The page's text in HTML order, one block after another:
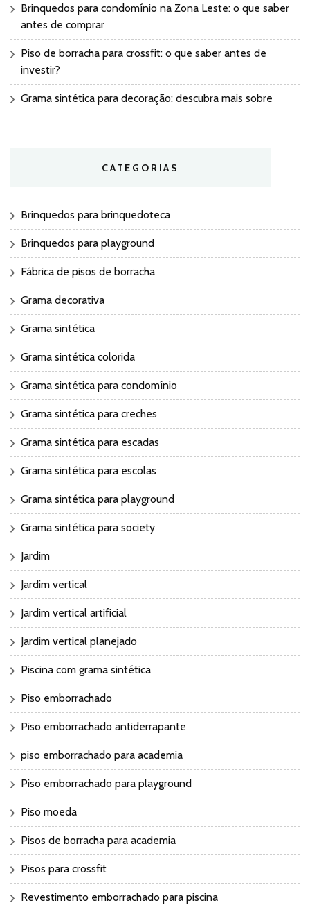
Brinquedos para condomínio na Zona Leste: o que saber
antes de comprar
Piso de borracha para crossfit: o que saber antes de
investir?
Grama sintética para decoração: descubra mais sobre
CATEGORIAS
Brinquedos para brinquedoteca
Brinquedos para playground
Fábrica de pisos de borracha
Grama decorativa
Grama sintética
Grama sintética colorida
Grama sintética para condomínio
Grama sintética para creches
Grama sintética para escadas
Grama sintética para escolas
Grama sintética para playground
Grama sintética para society
Jardim
Jardim vertical
Jardim vertical artificial
Jardim vertical planejado
Piscina com grama sintética
Piso emborrachado
Piso emborrachado antiderrapante
piso emborrachado para academia
Piso emborrachado para playground
Piso moeda
Pisos de borracha para academia
Pisos para crossfit
Revestimento emborrachado para piscina